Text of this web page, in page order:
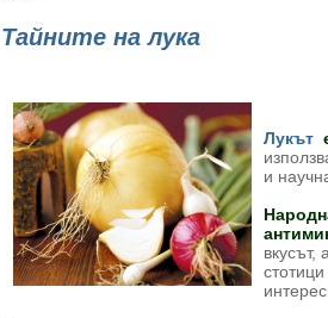
Тайните на лука
Лукът
и
вкусът,